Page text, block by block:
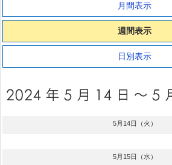
月間表示
週間表示
日別表示
5月14日（火）
5月15日（水）